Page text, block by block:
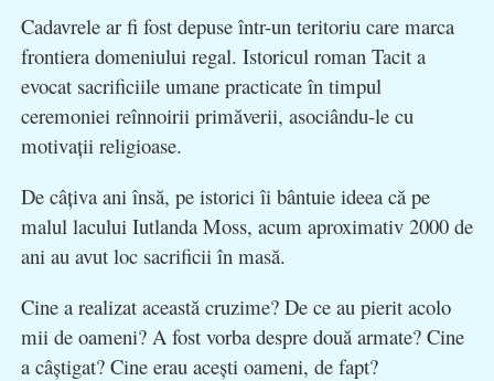
Cadavrele ar fi fost depuse într-un teritoriu care marca
frontiera domeniului regal. Istoricul roman Tacit a
evocat sacrificiile umane practicate în timpul
ceremoniei reînnoirii primăverii, asociându-le cu
motivaţii religioase.
De câţiva ani însă, pe istorici îi bântuie ideea că pe
malul lacului Iutlanda Moss, acum aproximativ 2000 de
ani au avut loc sacrificii în masă.
Cine a realizat această cruzime? De ce au pierit acolo
mii de oameni? A fost vorba despre două armate? Cine
a câştigat? Cine erau aceşti oameni, de fapt?